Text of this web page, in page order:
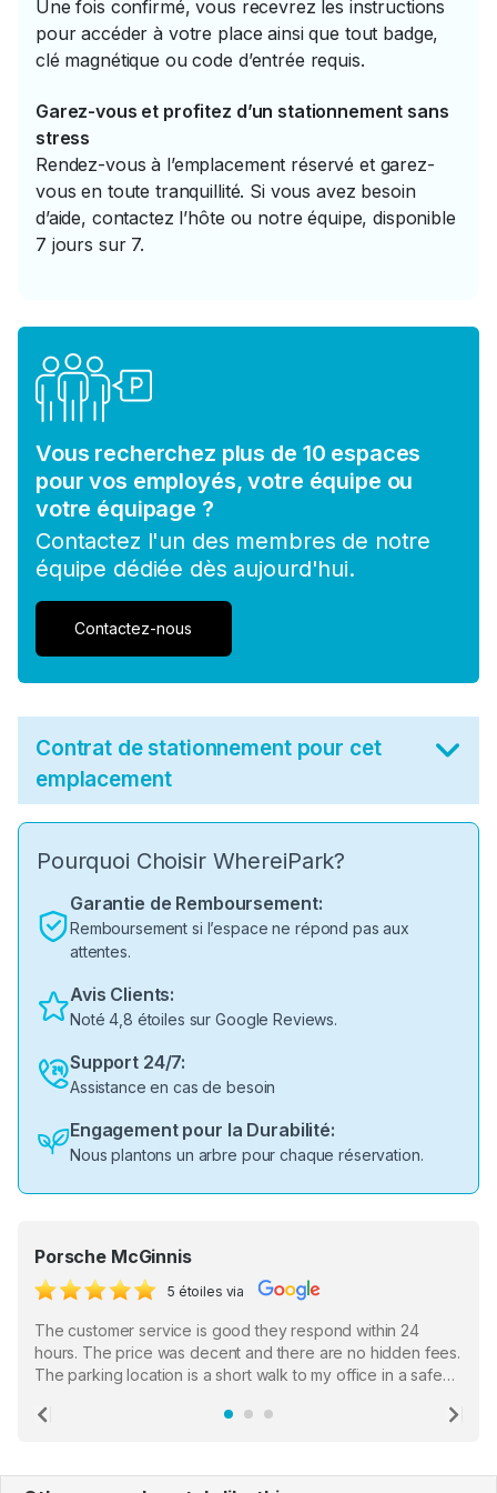
Une fois confirmé, vous recevrez les instructions
pour accéder à votre place ainsi que tout badge,
clé magnétique ou code d’entrée requis.
Garez-vous et profitez d’un stationnement sans
stress
Rendez-vous à l’emplacement réservé et garez-
vous en toute tranquillité. Si vous avez besoin
d’aide, contactez l’hôte ou notre équipe, disponible
7 jours sur 7.
Vous recherchez plus de 10 espaces
pour vos employés, votre équipe ou
votre équipage ?
Contactez l'un des membres de notre
équipe dédiée dès aujourd'hui.
Contactez-nous
Contrat de stationnement pour cet
emplacement
Pourquoi Choisir WhereiPark?
Garantie de Remboursement:
Remboursement si l’espace ne répond pas aux
attentes.
Avis Clients:
Noté 4,8 étoiles sur Google Reviews.
Support 24/7:
Assistance en cas de besoin
Engagement pour la Durabilité:
Nous plantons un arbre pour chaque réservation.
Porsche McGinnis
5 étoiles via
The customer service is good they respond within 24
hours. The price was decent and there are no hidden fees.
The parking location is a short walk to my office in a safe
the staff who serve as a third party in distributing the
Previous